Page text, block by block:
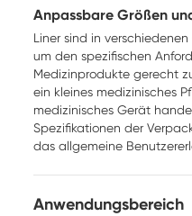
Anpassbare Größen
Liner sind in
um den spezifischen
Medizinprodukte gerecht
ein kleines medizinisches
medizinisches Gerät
Spezifikationen der
das allgemeine
Anwendungsbereich